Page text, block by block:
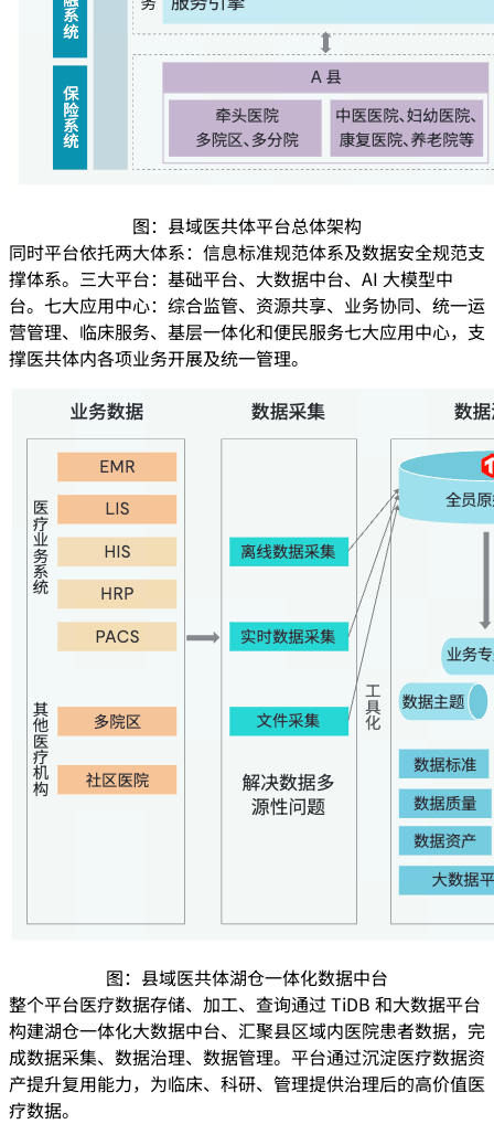
图：县域医共体平台总体架构
同时平台依托两大体系：信息标准规范体系及数据安全规范支
撑体系。三大平台：基础平台、大数据中台、AI 大模型中
台。七大应用中心：综合监管、资源共享、业务协同、统一运
营管理、临床服务、基层一体化和便民服务七大应用中心，支
撑医共体内各项业务开展及统一管理。
图：县域医共体湖仓一体化数据中台
整个平台医疗数据存储、加工、查询通过 TiDB 和大数据平台
构建湖仓一体化大数据中台、汇聚县区域内医院患者数据，完
成数据采集、数据治理、数据管理。平台通过沉淀医疗数据资
产提升复用能力，为临床、科研、管理提供治理后的高价值医
疗数据。